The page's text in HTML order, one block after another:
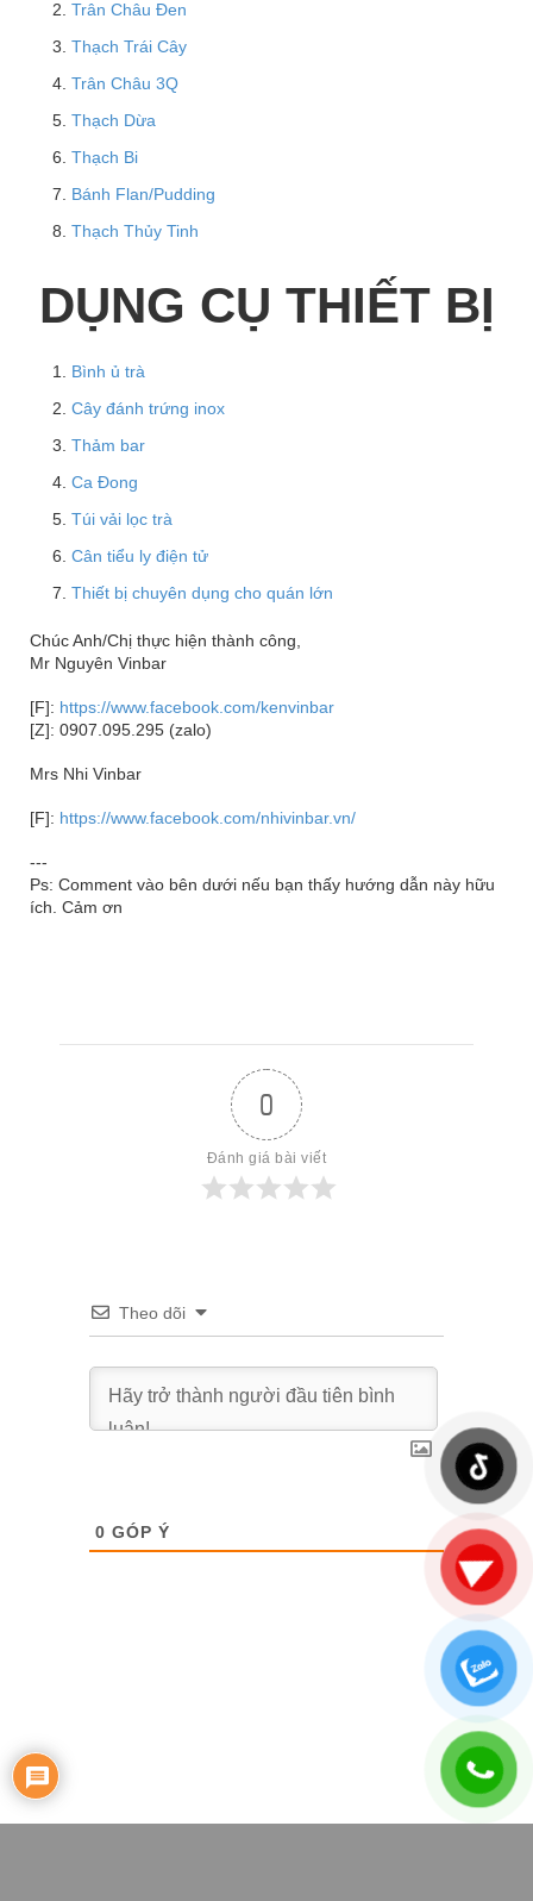
Trân Châu Đen
Thạch Trái Cây
Trân Châu 3Q
Thạch Dừa
Thạch Bi
Bánh Flan/Pudding
Thạch Thủy Tinh
DỤNG CỤ THIẾT BỊ
Bình ủ trà
Cây đánh trứng inox
Thảm bar
Ca Đong
Túi vải lọc trà
Cân tiểu ly điện tử
Thiết bị chuyên dụng cho quán lớn
Chúc Anh/Chị thực hiện thành công,
Mr Nguyên Vinbar
[F]: https://www.facebook.com/kenvinbar
[Z]: 0907.095.295 (zalo)
Mrs Nhi Vinbar
[F]: https://www.facebook.com/nhivinbar.vn/
---
Ps: Comment vào bên dưới nếu bạn thấy hướng dẫn này hữu
ích. Cảm ơn
0
Đánh giá bài viết
Theo dõi
0 GÓP Ý